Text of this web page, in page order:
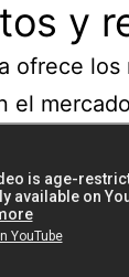
y
ofrece
el